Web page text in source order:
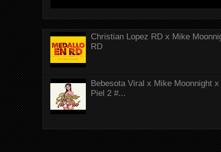
Christian Lopez RD x Mike
RD
Bebesota Viral x Mike Moonnight
Piel 2 #...